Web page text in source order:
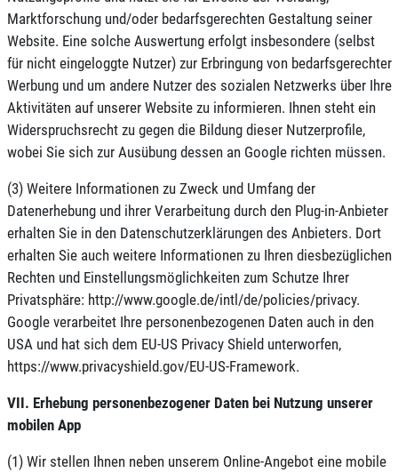
Marktforschung und/oder bedarfsgerechten Gestaltung seiner
Website. Eine solche Auswertung erfolgt insbesondere (selbst
für nicht eingeloggte Nutzer) zur Erbringung von bedarfsgerechter
Werbung und um andere Nutzer des sozialen Netzwerks über Ihre
Aktivitäten auf unserer Website zu informieren. Ihnen steht ein
Widerspruchsrecht zu gegen die Bildung dieser Nutzerprofile,
wobei Sie sich zur Ausübung dessen an Google richten müssen.
(3) Weitere Informationen zu Zweck und Umfang der
Datenerhebung und ihrer Verarbeitung durch den Plug-in-Anbieter
erhalten Sie in den Datenschutzerklärungen des Anbieters. Dort
erhalten Sie auch weitere Informationen zu Ihren diesbezüglichen
Rechten und Einstellungsmöglichkeiten zum Schutze Ihrer
Privatsphäre: http://www.google.de/intl/de/policies/privacy.
Google verarbeitet Ihre personenbezogenen Daten auch in den
USA und hat sich dem EU-US Privacy Shield unterworfen,
https://www.privacyshield.gov/EU-US-Framework.
VII. Erhebung personenbezogener Daten bei Nutzung unserer
mobilen App
(1) Wir stellen Ihnen neben unserem Online-Angebot eine mobile